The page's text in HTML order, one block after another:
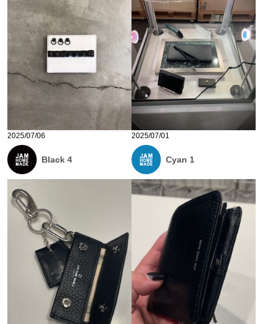
2025/07/06
Black 4
2025/07/01
Cyan 1